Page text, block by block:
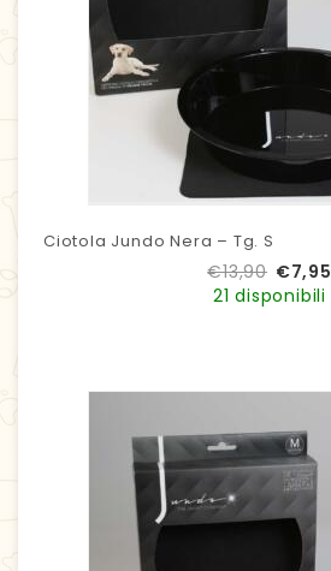
Ciotola Jundo Nera – Tg. S
€13,90 €7,95
21 disponibili